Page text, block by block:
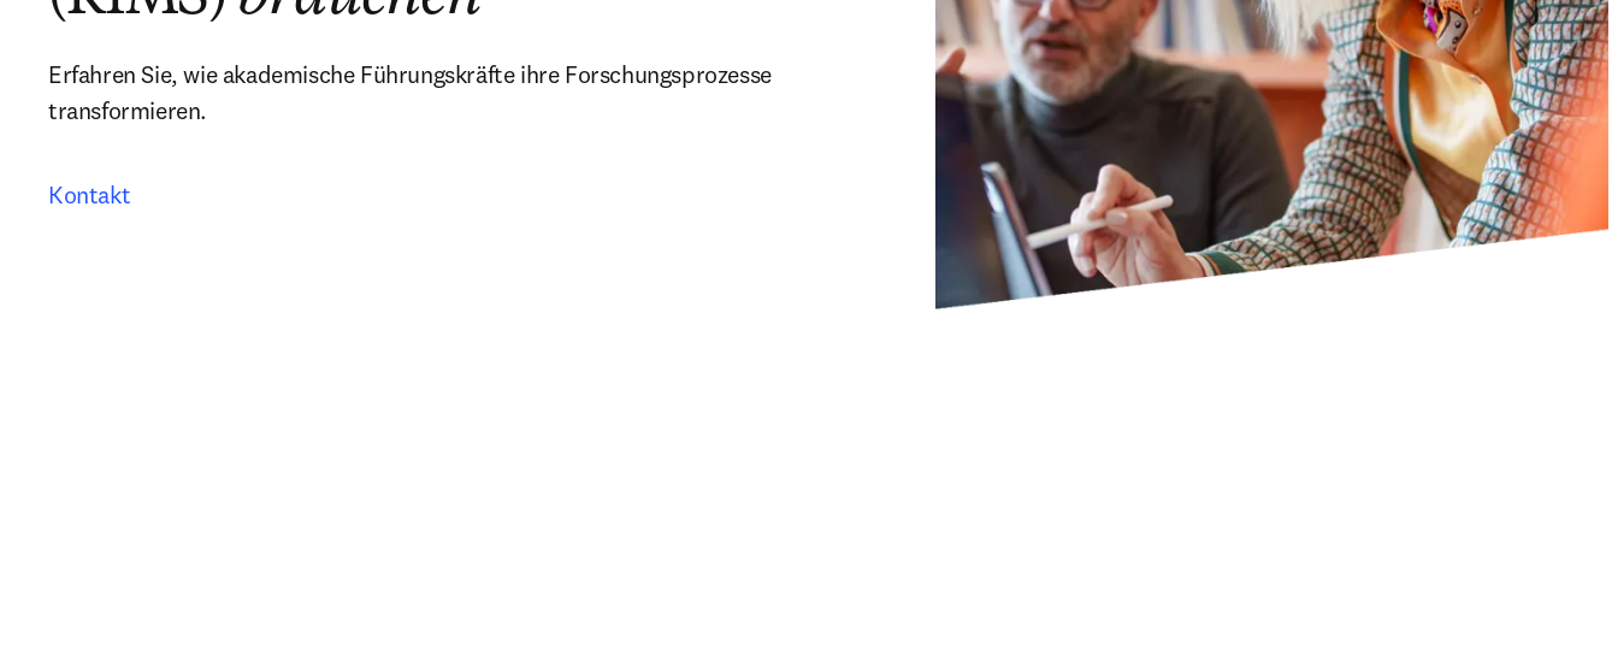
Erfahren Sie, wie akademische Führungskräfte ihre Forschungsprozesse
transformieren.
Kontakt